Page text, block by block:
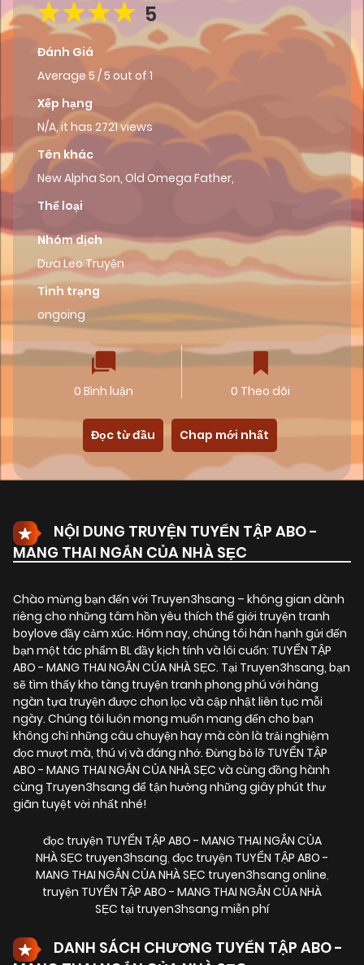
5
Đánh Giá
Average 5 /5 out of 1
Xếp hạng
N/A, it has 2721 views
Tên khác
New Alpha Son, Old Omega Father,
Thể loại
Nhóm dịch
Dưa Leo Truyện
Tình trạng
ongoing
0 Bình luận 0 Theo dõi
Đọc từ đầu Chap mới nhất
NỘI DUNG TRUYỆN TUYỂN TẬP ABO -
MANG THAI NGẮN CỦA NHÀ SẸC
Chào mừng bạn đến với Truyen3hsang – không gian dành
riêng cho những tâm hồn yêu thích thế giới truyện tranh
boylove đầy cảm xúc. Hôm nay, chúng tôi hân hạnh gửi đến
bạn một tác phẩm BL đầy kịch tính và lôi cuốn: TUYỂN TẬP
ABO - MANG THAI NGẮN CỦA NHÀ SẸC. Tại Truyen3hsang, bạn
sẽ tìm thấy kho tàng truyện tranh phong phú với hàng
ngàn tựa truyện được chọn lọc và cập nhật liên tục mỗi
ngày. Chúng tôi luôn mong muốn mang đến cho bạn
không chỉ những câu chuyện hay mà còn là trải nghiệm
đọc mượt mà, thú vị và đáng nhớ. Đừng bỏ lỡ TUYỂN TẬP
ABO - MANG THAI NGẮN CỦA NHÀ SẸC và cùng đồng hành
cùng Truyen3hsang để tận hưởng những giây phút thư
giãn tuyệt vời nhất nhé!
đọc truyện TUYỂN TẬP ABO - MANG THAI NGẮN CỦA
NHÀ SẸC truyen3hsang, đọc truyện TUYỂN TẬP ABO -
MANG THAI NGẮN CỦA NHÀ SẸC truyen3hsang online,
truyện TUYỂN TẬP ABO - MANG THAI NGẮN CỦA NHÀ
SẸC tại truyen3hsang miễn phí
DANH SÁCH CHƯƠNG TUYỂN TẬP ABO -